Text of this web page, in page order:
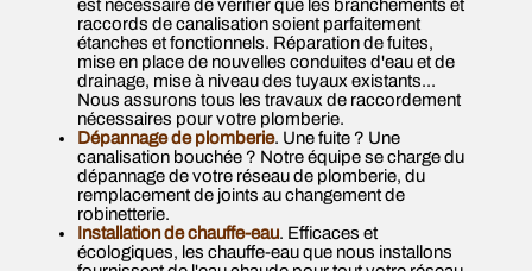
est nécessaire de vérifier que les branchements et
raccords de canalisation soient parfaitement
étanches et fonctionnels. Réparation de fuites,
mise en place de nouvelles conduites d'eau et de
drainage, mise à niveau des tuyaux existants...
Nous assurons tous les travaux de raccordement
nécessaires pour votre plomberie.
Dépannage de plomberie. Une fuite ? Une
canalisation bouchée ? Notre équipe se charge du
dépannage de votre réseau de plomberie, du
remplacement de joints au changement de
robinetterie.
Installation de chauffe-eau. Efficaces et
écologiques, les chauffe-eau que nous installons